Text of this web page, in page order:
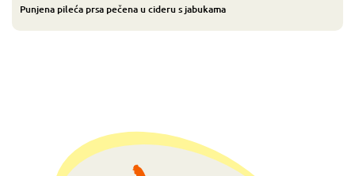
Punjena pileća prsa pečena u cideru s jabukama